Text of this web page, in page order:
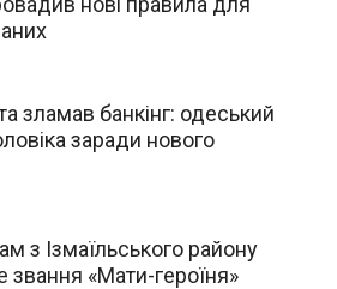
зламав банкінг: одеський
заради нового
з Ізмаїльського району
звання «Мати-героїня»